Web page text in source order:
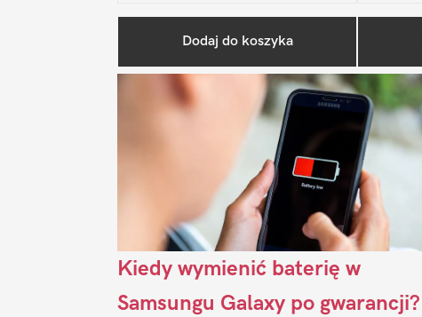
Dodaj do koszyka
Kiedy wymienić baterię w
Samsungu Galaxy po gwarancji?